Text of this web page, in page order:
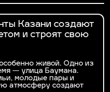
Казани создают
и строят свою
живой. Одно из
— улица Баумана.
молодые пары и
атмосферу создают